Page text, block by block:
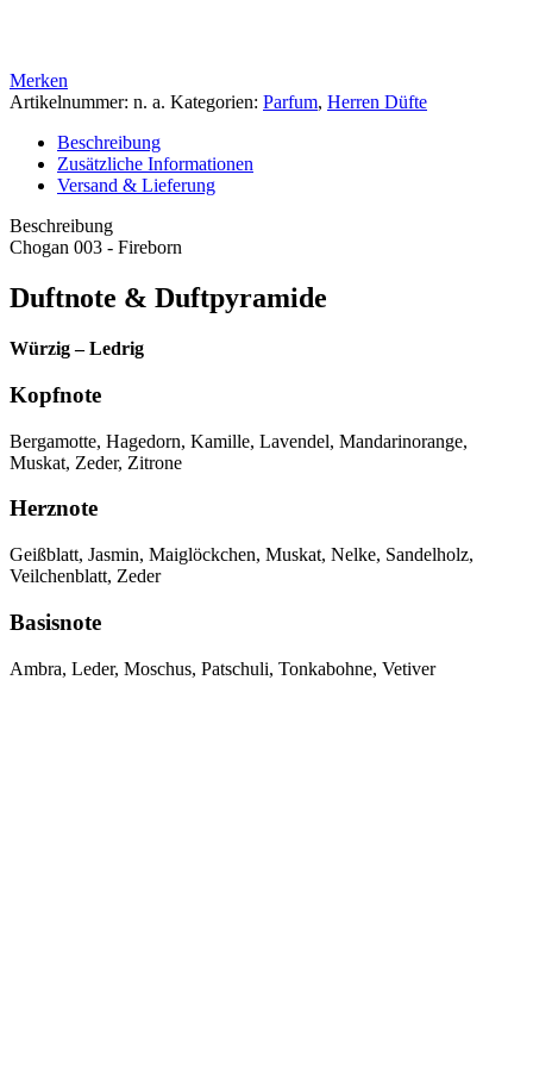
Merken
Artikelnummer: n. a. Kategorien: Parfum, Herren Düfte
Beschreibung
Zusätzliche Informationen
Versand & Lieferung
Beschreibung
Chogan 003 - Fireborn
Duftnote & Duftpyramide
Würzig – Ledrig
Kopfnote
Bergamotte, Hagedorn, Kamille, Lavendel, Mandarinorange,
Muskat, Zeder, Zitrone
Herznote
Geißblatt, Jasmin, Maiglöckchen, Muskat, Nelke, Sandelholz,
Veilchenblatt, Zeder
Basisnote
Ambra, Leder, Moschus, Patschuli, Tonkabohne, Vetiver